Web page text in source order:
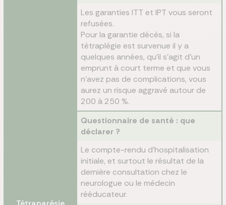
Les garanties ITT et IPT vous seront
refusées.
Pour la garantie décès, si la
tétraplégie est survenue il y a
quelques années, qu’il s’agit d’un
emprunt à court terme et que vous
n’avez pas de complications, vous
aurez un risque aggravé autour de
200 à 250 %.
Questionnaire de santé : que
déclarer ?
Le compte-rendu d’hospitalisation
initiale, et surtout le résultat de la
dernière consultation chez le
neurologue ou le médecin
rééducateur.